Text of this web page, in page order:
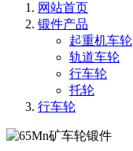
网站首页
锻件产品
起重机车轮
轨道车轮
行车轮
托轮
行车轮